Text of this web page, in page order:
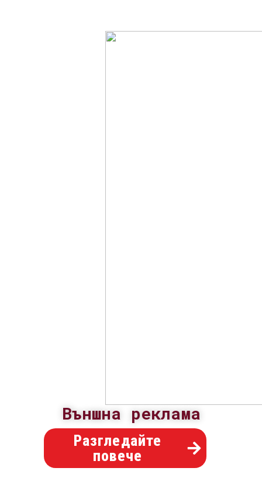
Външна реклама
Разгледайте
повече